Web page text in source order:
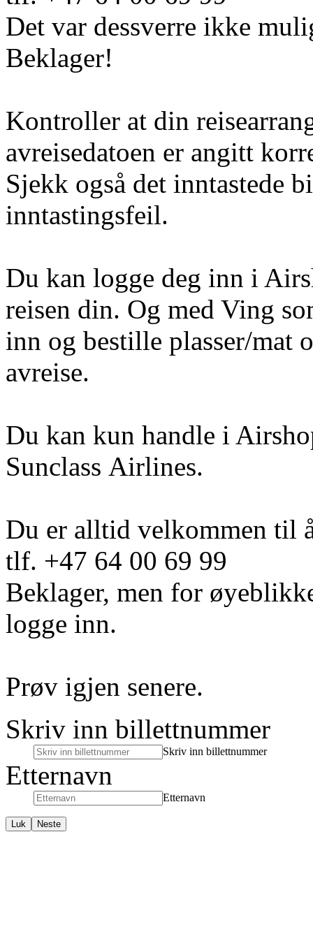
Det var dessverre ikke
Beklager!
Kontroller at din
avreisedatoen er angitt
Sjekk også det inntastede
inntastingsfeil.
Du kan logge deg inn i
reisen din. Og med Ving
inn og bestille plasser/mat
avreise.
Du kan kun handle i
Sunclass Airlines.
Du er alltid velkommen til
tlf. +47 64 00 69 99
Beklager, men for
logge inn.
Prøv igjen senere.
Skriv inn billettnummer
Skriv inn billettnummer
Etternavn
Etternavn
Luk Neste